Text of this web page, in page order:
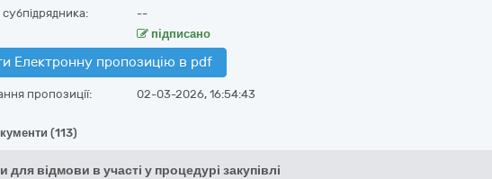
--
підписано
Електронну пропозицію в pdf
пропозиції:
02-03-2026, 16:54:43
(113)
для відмови в участі у процедурі закупівлі